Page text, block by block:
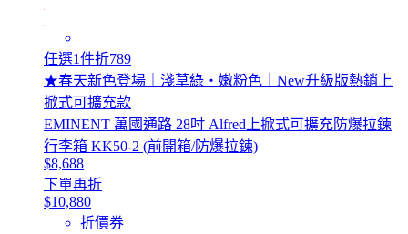
任選1件折789
★春天新色登場｜淺草綠・嫩粉色｜New升級版熱銷上
掀式可擴充款
EMINENT 萬國通路 28吋 Alfred上掀式可擴充防爆拉鍊
行李箱 KK50-2 (前開箱/防爆拉鍊)
$8,688
下單再折
$10,880
折價券